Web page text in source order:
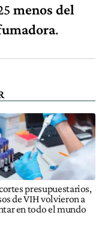
menos del
.
presupuestarios,
de VIH volvieron a
en todo el mundo